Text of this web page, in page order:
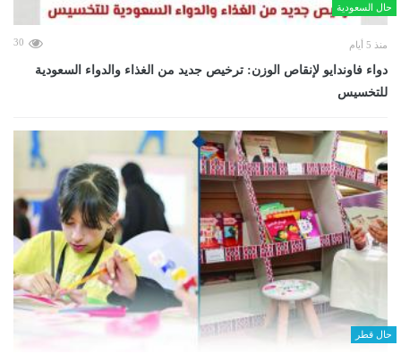
حال السعودية
منذ 5 أيام 30
دواء فاوندايو لإنقاص الوزن: ترخيص جديد من الغذاء والدواء السعودية
للتخسيس
حال قطر